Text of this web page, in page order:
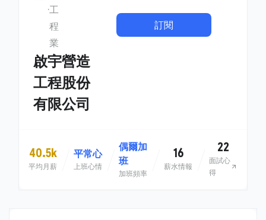
工
程
業
啟宇營造
工程股份
有限公司
訂閱
40.5k
平均月薪
平常心
上班心情
偶爾加
班
加班頻率
16
薪水情報
22
面試心
得